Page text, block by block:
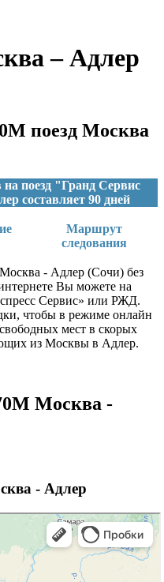
– Адлер
поезд Москва
поезд "Гранд Сервис
составляет 90 дней
Маршрут
следования
- Адлер (Сочи) без
Вы можете на
Сервис» или РЖД.
чтобы в режиме онлайн
мест в скорых
из Москвы в Адлер.
Москва -
- Адлер